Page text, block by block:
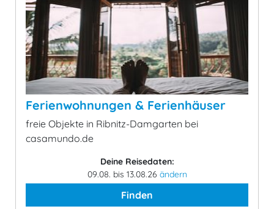
Ferienwohnungen & Ferienhäuser
freie Objekte in Ribnitz-Damgarten bei
casamundo.de
Deine Reisedaten:
09.08. bis 13.08.26 ändern
Finden